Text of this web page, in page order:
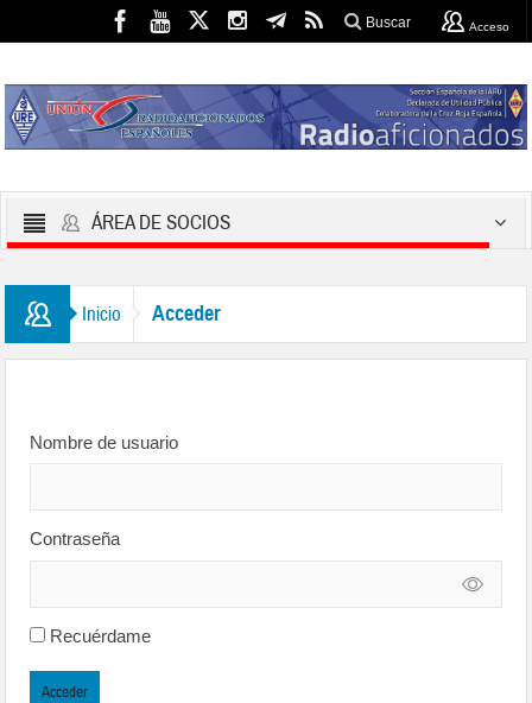
Buscar Acceso
ÁREA DE SOCIOS
Inicio Acceder
Nombre de usuario
Contraseña
Recuérdame
Acceder